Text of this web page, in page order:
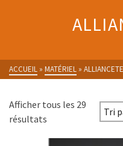
ACCUEIL » MATÉRIEL »
Afficher tous les 29
résultats